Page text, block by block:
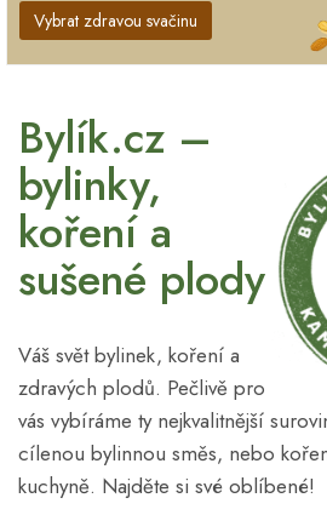
Vybrat zdravou svačinu
Bylík.cz –
bylinky,
koření a
sušené plody
Váš svět bylinek, koření a
zdravých plodů. Pečlivě pro
vás vybíráme ty nejkvalitnější
cílenou bylinnou směs, nebo
kuchyně. Najděte si své oblíbené!